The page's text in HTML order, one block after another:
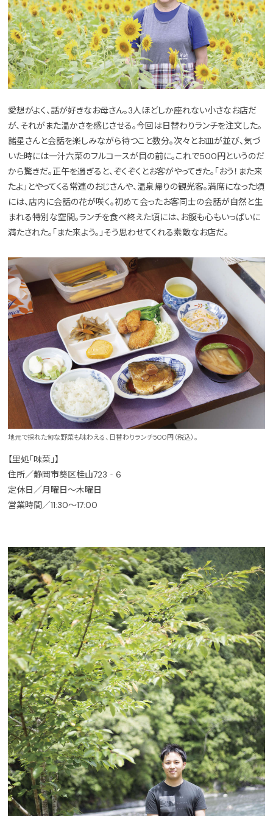
愛想がよく、話が好きなお母さん。3人ほどしか座れない小さなお店だ
が、それがまた温かさを感じさせる。今回は日替わりランチを注文した。
諸星さんと会話を楽しみながら待つこと数分。次々とお皿が並び、気づ
いた時には一汁六菜のフルコースが目の前に。これで500円というのだ
から驚きだ。正午を過ぎると、ぞくぞくとお客がやってきた。「おう！また来
たよ」とやってくる常連のおじさんや、温泉帰りの観光客。満席になった頃
には、店内に会話の花が咲く。初めて会ったお客同士の会話が自然と生
まれる特別な空間。ランチを食べ終えた頃には、お腹も心もいっぱいに
満たされた。「また来よう。」そう思わせてくれる素敵なお店だ。
地元で採れた旬な野菜も味わえる、日替わりランチ500円（税込）。
【里処「味菜」】
住所／静岡市葵区桂山723‐6
定休日／月曜日～木曜日
営業時間／11:30～17:00